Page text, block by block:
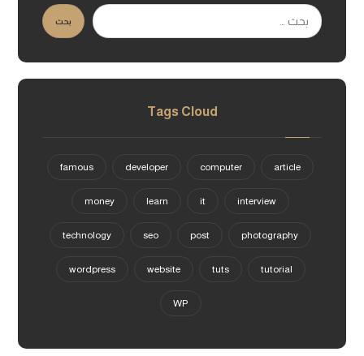
بحث
Tags Cloud
article
computer
developer
famous
interview
it
learn
money
photography
post
seo
technology
tutorial
tuts
website
wordpress
WP